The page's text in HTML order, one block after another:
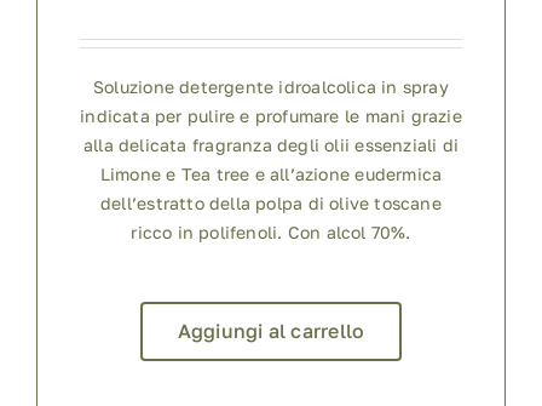
Soluzione detergente idroalcolica in spray
indicata per pulire e profumare le mani grazie
alla delicata fragranza degli olii essenziali di
Limone e Tea tree e all’azione eudermica
dell’estratto della polpa di olive toscane
ricco in polifenoli. Con alcol 70%.
Aggiungi al carrello